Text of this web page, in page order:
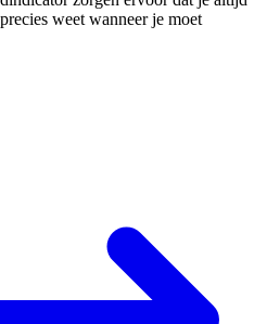
weet wanneer je moet